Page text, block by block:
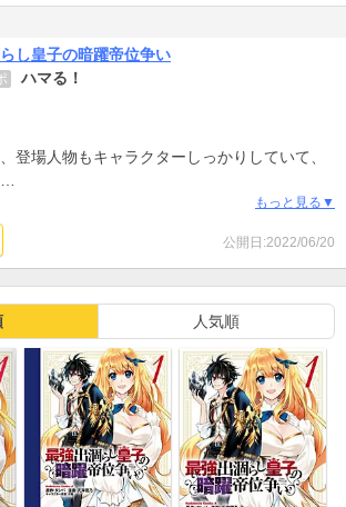
い感が際立つので、今後物語の中で成長して
い。
し皇子の暗躍帝位争い
ハマる！
登場人物もキャラクターしっかりしていて、
説も読み出してしまいましたわ
もっと見る▼
公開日:2022/06/20
人気順